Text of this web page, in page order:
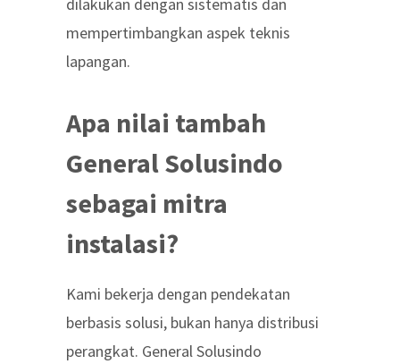
dilakukan dengan sistematis dan
mempertimbangkan aspek teknis
lapangan.
Apa nilai tambah
General Solusindo
sebagai mitra
instalasi?
Kami bekerja dengan pendekatan
berbasis solusi, bukan hanya distribusi
perangkat. General Solusindo